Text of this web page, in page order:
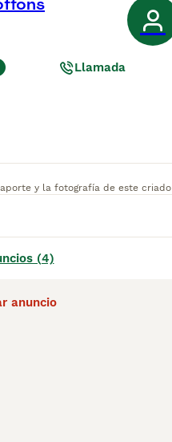
Llamada
y la fotografía de este
(4)
anuncio